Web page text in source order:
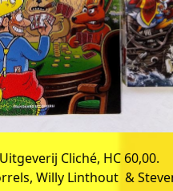
Cliché, HC 60,00.
Willy Linthout &